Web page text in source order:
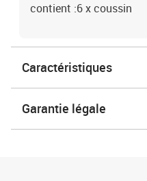
contient :6 x coussin
Caractéristiques
Garantie légale